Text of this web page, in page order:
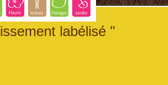
labélisé "